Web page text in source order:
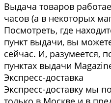
Выдача товаров
часов (а в некоторых
Посмотреть, где
пункт выдачи, вы
сейчас. И, разумеется,
пунктах выдачи
Экспресс-доставка
Экспресс-доставку мы